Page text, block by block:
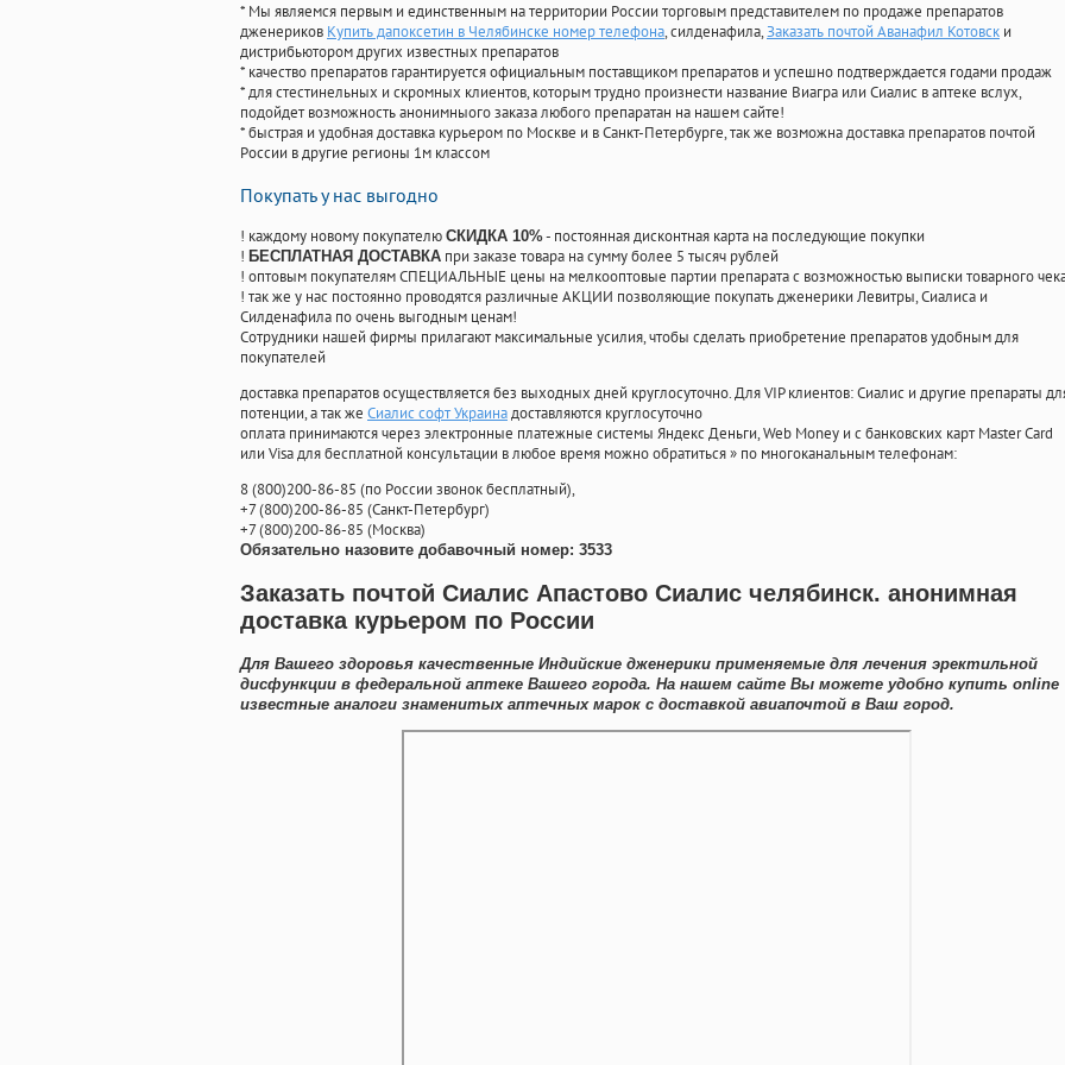
* Мы являемся первым и единственным на территории России торговым представителем по продаже препаратов
дженериков Купить дапоксетин в Челябинске номер телефона, силденафила,Заказать почтой Аванафил Котовск и
дистрибьютором других известных препаратов
* качество препаратов гарантируется официальным поставщиком препаратов и успешно подтверждается годами продаж
* для стестинельных и скромных клиентов, которым трудно произнести название Виагра или Сиалис в аптеке вслух,
подойдет возможность анонимныого заказа любого препаратан на нашем сайте!
* быстрая и удобная доставка курьером по Москве и в Санкт-Петербурге, так же возможна доставка препаратов почтой
России в другие регионы 1м классом
Покупать у нас выгодно
! каждому новому покупателю СКИДКА 10%- постоянная дисконтная карта на последующие покупки
! БЕСПЛАТНАЯ ДОСТАВКА при заказе товара на сумму более 5 тысяч рублей
! оптовым покупателям СПЕЦИАЛЬНЫЕ цены на мелкооптовые партии препарата с возможностью выписки товарного
! так же у нас постоянно проводятся различные АКЦИИ позволяющие покупать дженерики Левитры, Сиалиса и
Силденафила по очень выгодным ценам!
Cотрудники нашей фирмы прилагают максимальные усилия, чтобы сделать приобретение препаратов удобным для
покупателей
доставка препаратов осуществляется без выходных дней круглосуточно. Для VIP клиентов: Сиалис и другие препараты
потенции, а так же Сиалис софт Украинадоставляются круглосуточно
оплата принимаются через электронные платежные системы Яндекс Деньги, Web Money и с банковских карт Master Card
или Visa для бесплатной консультации в любое время можно обратиться» по многоканальным телефонам:
8(800)200-86-85 (по России звонок бесплатный),
+7(800)200-86-85 (Санкт-Петербург)
+7(800)200-86-85 (Москва)
Обязательно назовите добавочный номер: 3533
Заказать почтой Сиалис Апастово Сиалис челябинск. анонимная
доставка курьером по России
Для Вашего здоровья качественные Индийские дженерики применяемые для лечения эректильной
дисфункции в федеральной аптеке Вашего города. На нашем сайте Вы можете удобно купить online
известные аналоги знаменитых аптечных марок с доставкой авиапочтой в Ваш город.